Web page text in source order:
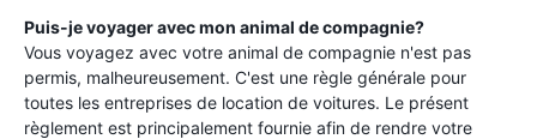
Puis-je voyager avec mon animal de compagnie?
Vous voyagez avec votre animal de compagnie n'est pas
permis, malheureusement. C'est une règle générale pour
toutes les entreprises de location de voitures. Le présent
règlement est principalement fournie afin de rendre votre